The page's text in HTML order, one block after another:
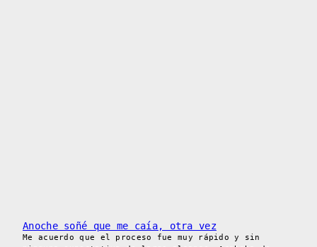
Anoche soñé que me caía, otra vez
Me acuerdo que el proceso fue muy rápido y sin